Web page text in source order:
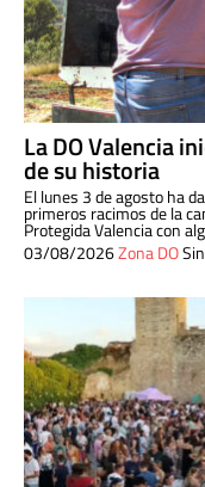
La DO Valencia
de su historia
El lunes 3 de agosto ha
primeros racimos de la
Protegida Valencia con
03/08/2026Zona DO